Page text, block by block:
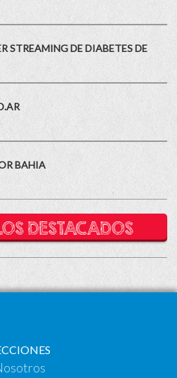
STREAMING DE DIABETES DE
BAHIA
DESTACADOS